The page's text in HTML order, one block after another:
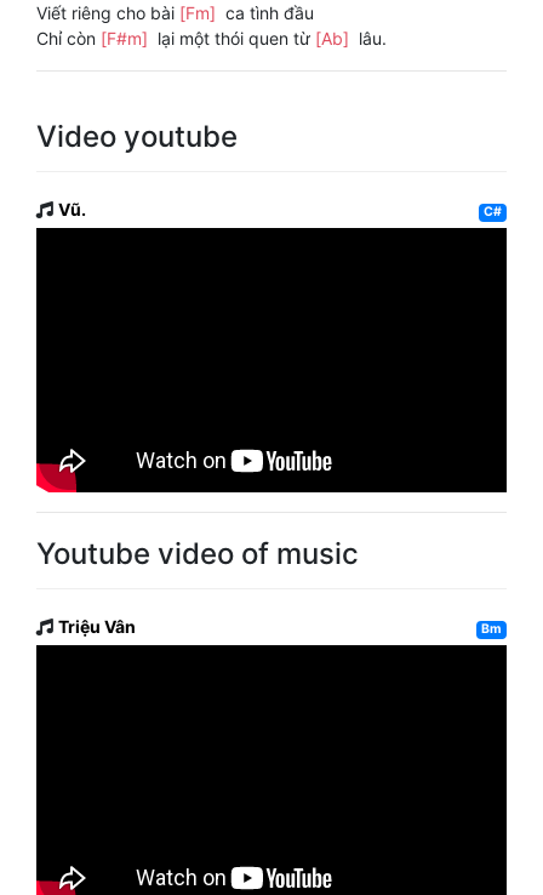
Viết riêng cho bài [Fm] ca tình đầu
Chỉ còn [F#m] lại một thói quen từ [Ab] lâu.
Video youtube
Vũ. C#
Youtube video of music
Triệu Vân Bm